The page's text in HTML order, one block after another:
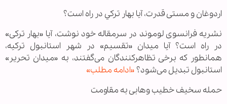
اردوغان و مستی قدرت، آيا بهار ترکي در راه است؟
نشریه فرانسوی لوموند در سرمقاله خود نوشت، آیا «بهار ترکی»
در راه است؟ آیا میدان «تقسیم» در شهر استانبول ترکیه،
همانطور که برخی تظاهرکنندگان می‌گفتند، به «میدان تحریر»
استانبول تبدیل می‌شود؟ «ادامه مطلب»
حمله سخیف خطیب وهابی به مقاومت